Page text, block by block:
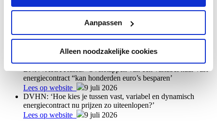
Aanpassen
Alleen noodzakelijke cookies
Meer nieuws
Telegraaf: ‘Volgend jaar houd je honderden euro’s minder
over aan zonnepanelen: met dit alternatief kan je straks toch
verdienen aan stroom’
BNNVARA Kassa: ‘Overstappen van een variabel naar vast
energiecontract “kan honderden euro’s besparen’
Lees op website
9 juli 2026
DVHN: ‘Hoe kies je tussen vast, variabel en dynamisch
energiecontract nu prijzen zo uiteenlopen?’
Lees op website
9 juli 2026